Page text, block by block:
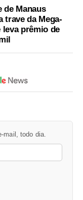
de Manaus
trave da Mega-
leva prêmio de
mail, todo dia.